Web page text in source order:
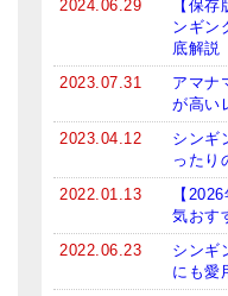
オリジナルグッズ
神々とつながるジュエリー
ヒーリング・マンダラポ
ロゴステッカー・ポスト
亡命チベット人尼僧のお
2024.06.29
【保
ンギン
底解説
2023.07.31
アマナ
が高い
2023.04.12
シンギ
ったり
2022.01.13
【
気おす
2022.06.23
シンギ
にも愛